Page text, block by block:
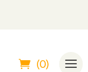
(0)